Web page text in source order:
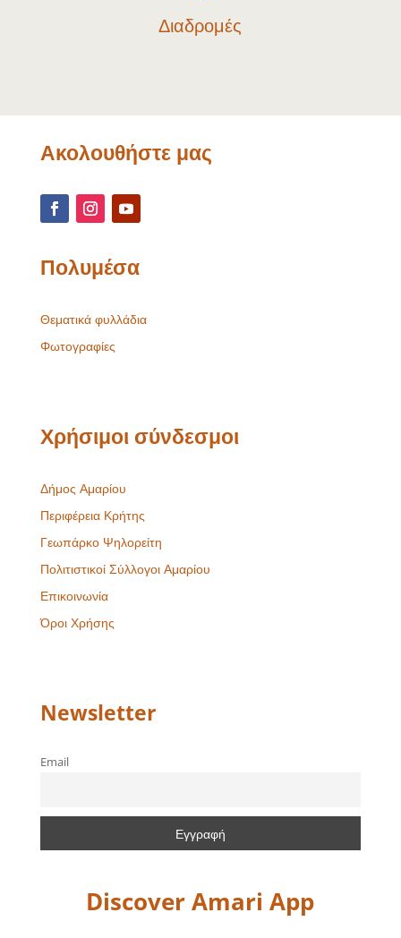
Διαδρομές
Ακολουθήστε μας
Πολυμέσα
Θεματικά φυλλάδια
Φωτογραφίες
Χρήσιμοι σύνδεσμοι
Δήμος Αμαρίου
Περιφέρεια Κρήτης
Γεωπάρκο Ψηλορείτη
Πολιτιστικοί Σύλλογοι Αμαρίου
Επικοινωνία
Όροι Χρήσης
Newsletter
Email
Discover Amari App